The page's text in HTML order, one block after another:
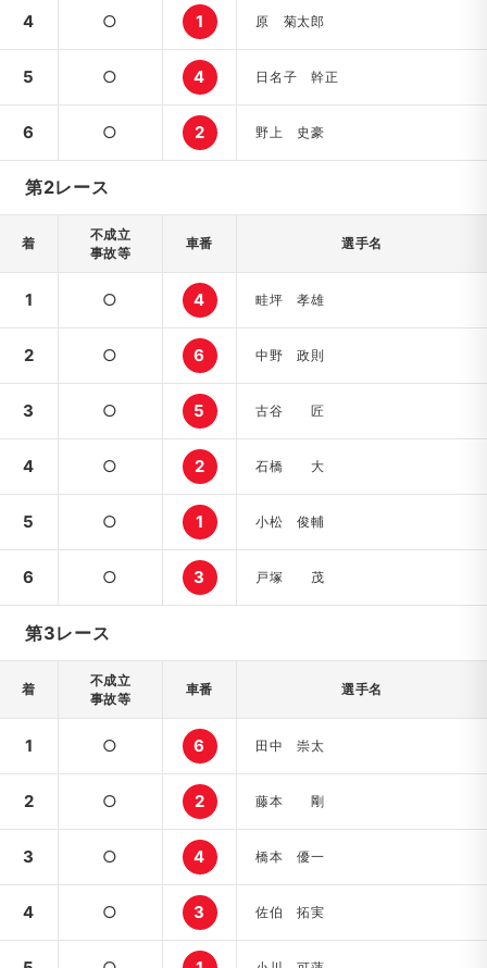
4 ○ 1 原 菊太郎
5 ○ 4 日名子 幹正
6 ○ 2 野上 史豪
第2レース
着
不成立
事故等
車番 選手名
1 ○ 4 畦坪 孝雄
2 ○ 6 中野 政則
3 ○ 5 古谷 匠
4 ○ 2 石橋 大
5 ○ 1 小松 俊輔
6 ○ 3 戸塚 茂
第3レース
着
不成立
事故等
車番 選手名
1 ○ 6 田中 崇太
2 ○ 2 藤本 剛
3 ○ 4 橋本 優一
4 ○ 3 佐伯 拓実